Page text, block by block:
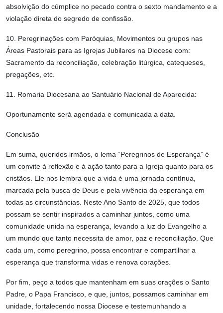
absolvição do cúmplice no pecado contra o sexto mandamento e a
violação direta do segredo de confissão.
10. Peregrinações com Paróquias, Movimentos ou grupos nas
Áreas Pastorais para as Igrejas Jubilares na Diocese com:
Sacramento da reconciliação, celebração litúrgica, catequeses,
pregações, etc.
11. Romaria Diocesana ao Santuário Nacional de Aparecida:
Oportunamente será agendada e comunicada a data.
Conclusão
Em suma, queridos irmãos, o lema “Peregrinos de Esperança” é
um convite à reflexão e à ação tanto para a Igreja quanto para os
cristãos. Ele nos lembra que a vida é uma jornada contínua,
marcada pela busca de Deus e pela vivência da esperança em
todas as circunstâncias. Neste Ano Santo de 2025, que todos
possam se sentir inspirados a caminhar juntos, como uma
comunidade unida na esperança, levando a luz do Evangelho a
um mundo que tanto necessita de amor, paz e reconciliação. Que
cada um, como peregrino, possa encontrar e compartilhar a
esperança que transforma vidas e renova corações.
Por fim, peço a todos que mantenham em suas orações o Santo
Padre, o Papa Francisco, e que, juntos, possamos caminhar em
unidade, fortalecendo nossa Diocese e testemunhando a